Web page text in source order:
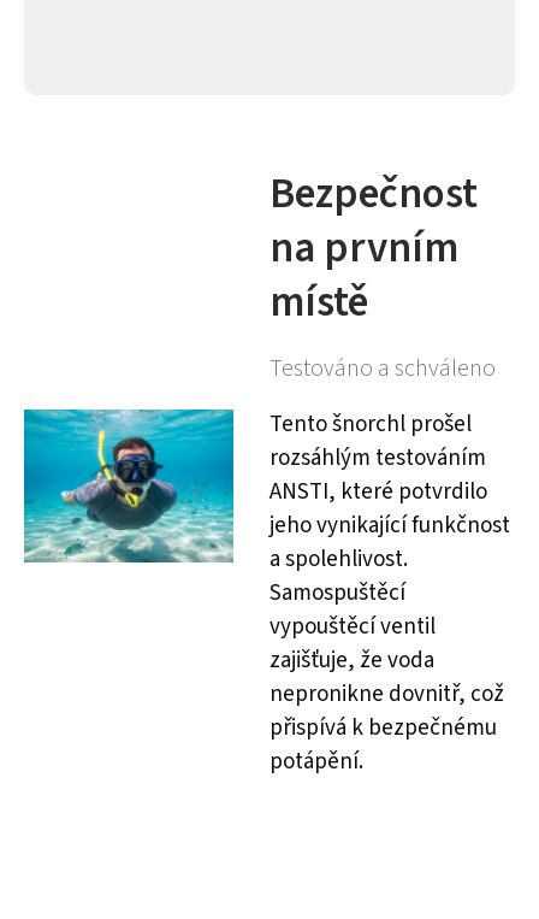
Bezpečnost
na prvním
místě
Testováno a schváleno
Tento šnorchl prošel
rozsáhlým testováním
ANSTI, které potvrdilo
jeho vynikající funkčnost
a spolehlivost.
Samospuštěcí
vypouštěcí ventil
zajišťuje, že voda
nepronikne dovnitř, což
přispívá k bezpečnému
potápění.